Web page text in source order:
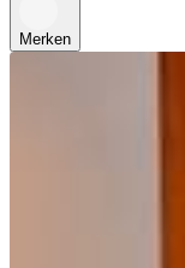
Merken